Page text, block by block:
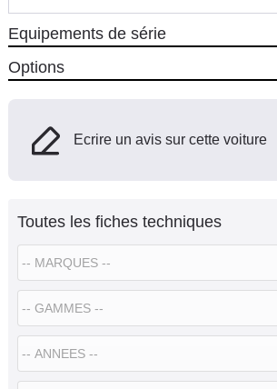
Equipements de série
Options
Ecrire un avis sur cette voiture
Toutes les fiches techniques